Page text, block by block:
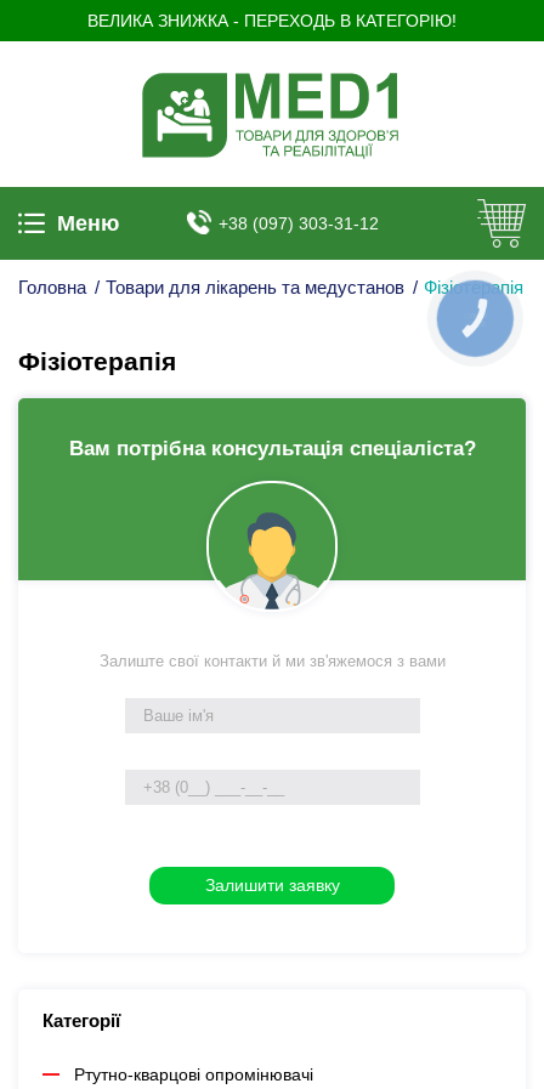
ВЕЛИКА ЗНИЖКА - ПЕРЕХОДЬ В КАТЕГОРІЮ!
Меню +38 (097) 303-31-12
Головна / Товари для лікарень та медустанов / Фізіотерапія
Фізіотерапія
Вам потрібна консультація спеціаліста?
Залиште свої контакти й ми зв'яжемося з вами
Категорії
Ртутно-кварцові опромінювачі
КНОПКА
ЗВ'ЯЗКУ